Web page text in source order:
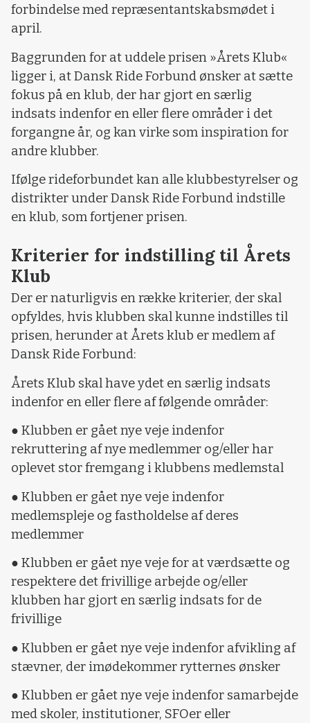
forbindelse med repræsentantskabsmødet i
april.
Baggrunden for at uddele prisen »Årets Klub«
ligger i, at Dansk Ride Forbund ønsker at sætte
fokus på en klub, der har gjort en særlig
indsats indenfor en eller flere områder i det
forgangne år, og kan virke som inspiration for
andre klubber.
Ifølge rideforbundet kan alle klubbestyrelser og
distrikter under Dansk Ride Forbund indstille
en klub, som fortjener prisen.
Kriterier for indstilling til Årets
Klub
Der er naturligvis en række kriterier, der skal
opfyldes, hvis klubben skal kunne indstilles til
prisen, herunder at Årets klub er medlem af
Dansk Ride Forbund:
Årets Klub skal have ydet en særlig indsats
indenfor en eller flere af følgende områder:
● Klubben er gået nye veje indenfor
rekruttering af nye medlemmer og/eller har
oplevet stor fremgang i klubbens medlemstal
● Klubben er gået nye veje indenfor
medlemspleje og fastholdelse af deres
medlemmer
● Klubben er gået nye veje for at værdsætte og
respektere det frivillige arbejde og/eller
klubben har gjort en særlig indsats for de
frivillige
● Klubben er gået nye veje indenfor afvikling af
stævner, der imødekommer rytternes ønsker
● Klubben er gået nye veje indenfor samarbejde
med skoler, institutioner, SFOer eller